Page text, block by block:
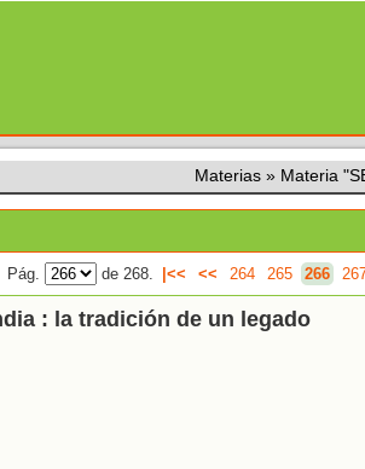
Materias » Materia
Pág. de 268. |<< << 264 265 266
: la tradición de un legado